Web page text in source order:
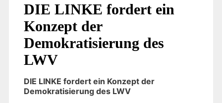
DIE LINKE fordert ein
Konzept der
Demokratisierung des
LWV
DIE LINKE fordert ein Konzept der
Demokratisierung des LWV